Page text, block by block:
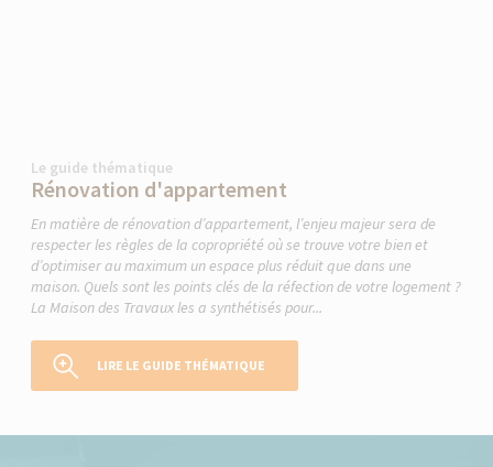
Le guide thématique
Rénovation d'appartement
En matière de rénovation d’appartement, l’enjeu majeur sera de
respecter les règles de la copropriété où se trouve votre bien et
d’optimiser au maximum un espace plus réduit que dans une
maison. Quels sont les points clés de la réfection de votre logement ?
La Maison des Travaux les a synthétisés pour...
LIRE LE GUIDE THÉMATIQUE